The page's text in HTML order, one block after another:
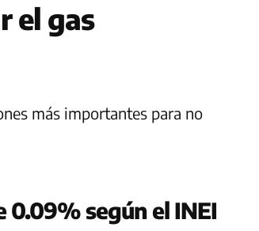
el gas
más importantes para no
0.09% según el INEI